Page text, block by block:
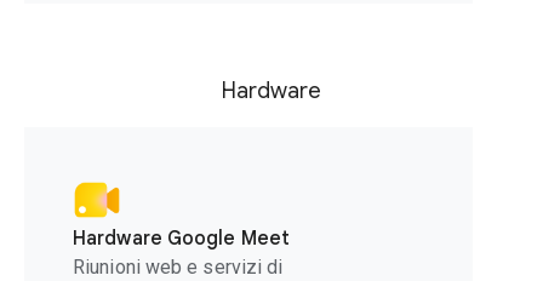
Hardware
Hardware Google Meet
Riunioni web e servizi di